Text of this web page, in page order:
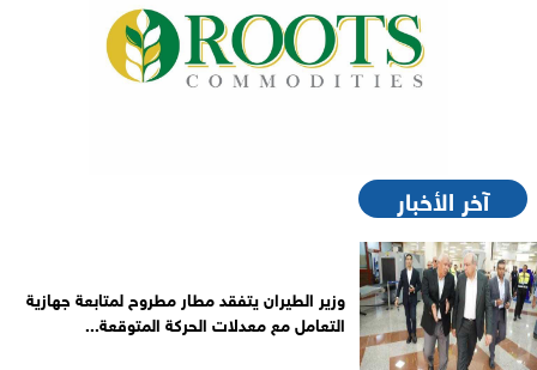
آخر الأخبار
وزير الطيران يتفقد مطار مطروح لمتابعة جهازية
التعامل مع معدلات الحركة المتوقعة...